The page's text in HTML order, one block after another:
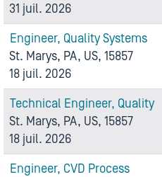
31 juil. 2026
Engineer, Quality Systems
St. Marys, PA, US, 15857
18 juil. 2026
Technical Engineer, Quality
St. Marys, PA, US, 15857
18 juil. 2026
Engineer, CVD Process